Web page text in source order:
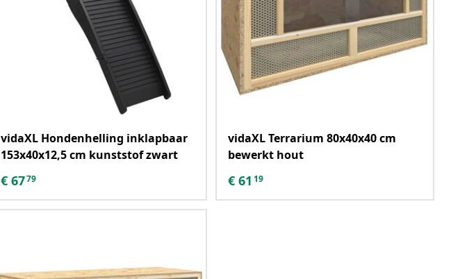
vidaXL Hondenhelling inklapbaar
153x40x12,5 cm kunststof zwart
€ 6779
vidaXL Terrarium 80x40x40 cm
bewerkt hout
€ 61 19